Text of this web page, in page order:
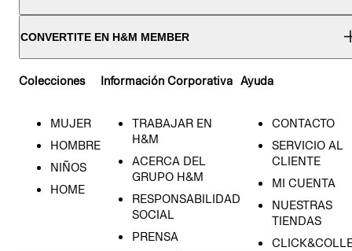
CONVERTITE EN H&M MEMBER
Colecciones
MUJER
HOMBRE
NIÑOS
HOME
Información Corporativa
TRABAJAR EN
H&M
ACERCA DEL
GRUPO H&M
RESPONSABILIDAD
SOCIAL
PRENSA
Ayuda
CONTACTO
SERVICIO AL
CLIENTE
MI CUENTA
NUESTRAS
TIENDAS